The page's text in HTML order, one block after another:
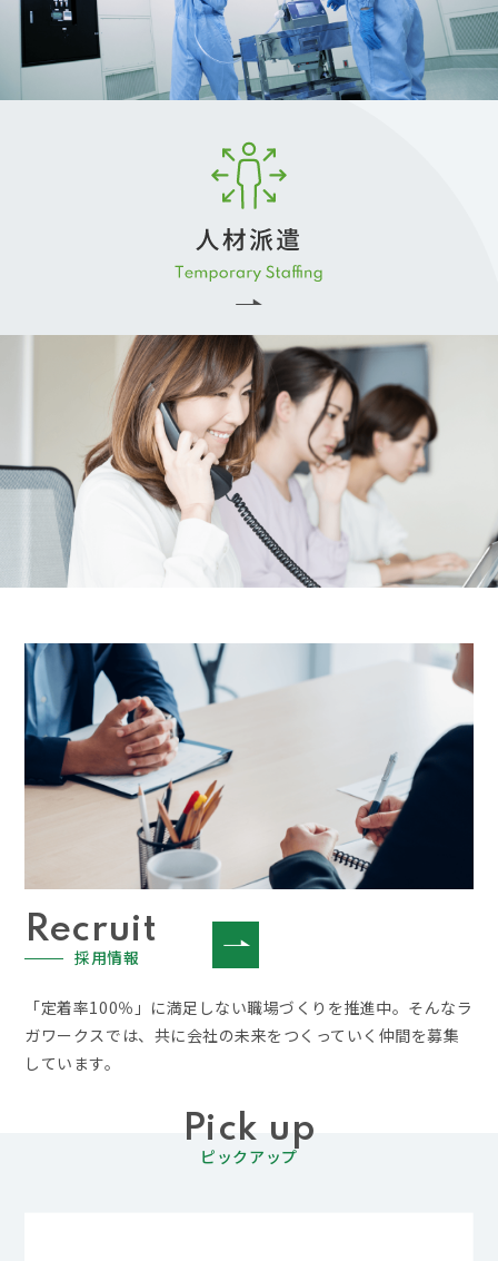
Recruit
採用情報
「定着率100％」に満足しない職場づくりを推進中。そんなラ
ガワークスでは、共に会社の未来をつくっていく仲間を募集
しています。
Pick up
ピックアップ